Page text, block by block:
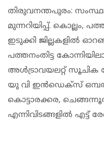
തിരുവനന്തപുരം:
മുന്നറിയിപ്പ്. കൊല്ലം,
ഇടുക്കി ജില്ലകളില്‍
പത്തനംതിട്ട
അള്‍ട്രാവയലറ്റ് സൂചിക
യു വി ഇന്‍ഡെക്‌സ് ഒമ്പത്
കൊട്ടാരക്കര,
എന്നിവിടങ്ങളില്‍ എട്ട്